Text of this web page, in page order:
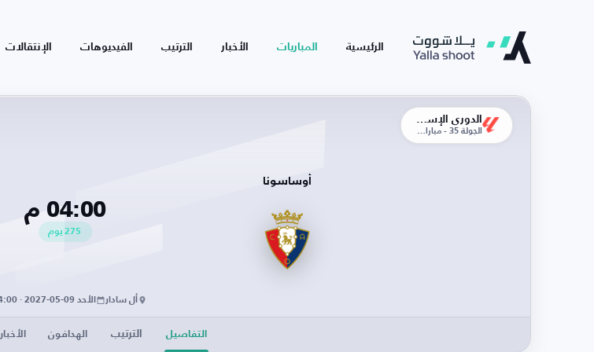
الرئيسية المباريات الأخبار الترتيب الفيديوهات الإنتقالات
الجولة 35 - مباراة الإياب
أوساسونا
04:00 م
275 يوم
أل سادار الأحد 09-05-2027 · 04:00 م
التفاصيل الترتيب الهدافون الأخبار